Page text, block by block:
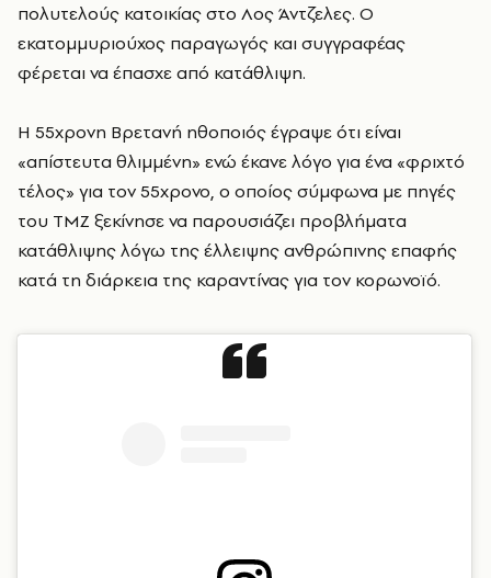
πολυτελούς κατοικίας στο Λος Άντζελες. Ο
εκατομμυριούχος παραγωγός και συγγραφέας
φέρεται να έπασχε από κατάθλιψη.
Η 55χρονη Βρετανή ηθοποιός έγραψε ότι είναι
«απίστευτα θλιμμένη» ενώ έκανε λόγο για ένα «φριχτό
τέλος» για τον 55χρονο, ο οποίος σύμφωνα με πηγές
του TMZ ξεκίνησε να παρουσιάζει προβλήματα
κατάθλιψης λόγω της έλλειψης ανθρώπινης επαφής
κατά τη διάρκεια της καραντίνας για τον κορωνοϊό.